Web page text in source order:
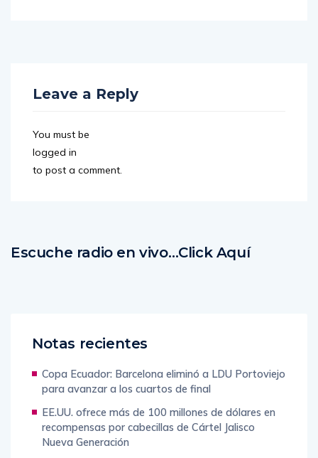
Leave a Reply
You must be
logged in
to post a comment.
Escuche radio en vivo…Click Aquí
Notas recientes
Copa Ecuador: Barcelona eliminó a LDU Portoviejo
para avanzar a los cuartos de final
EE.UU. ofrece más de 100 millones de dólares en
recompensas por cabecillas de Cártel Jalisco
Nueva Generación